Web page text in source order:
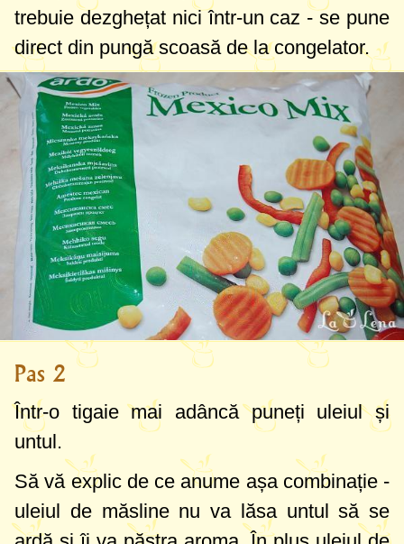
trebuie dezghețat nici într-un caz - se pune
direct din pungă scoasă de la congelator.
Pas 2
Într-o tigaie mai adâncă puneți uleiul și
untul.
Să vă explic de ce anume așa combinație -
uleiul de măsline nu va lăsa untul să se